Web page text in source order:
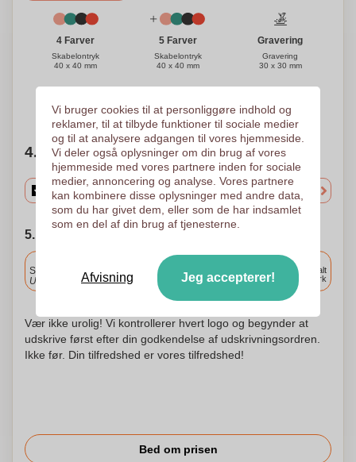
4 Farver
Skabelontryk
40 x 40 mm
5 Farver
Skabelontryk
40 x 40 mm
Gravering
Gravering
30 x 30 mm
Brug for hjælp? Hjælp mig med at vælge
4. Vælg mængden
5. Vælg forsendelsesdato
Standard levering
Upload og godkend dine filer i morgen før 9:30.
Levering overalt
i Danmark
Vær ikke urolig! Vi kontrollerer hvert logo og begynder at
udskrive først efter din godkendelse af udskrivningsordren.
Ikke før. Din tilfredshed er vores tilfredshed!
Bed om prisen
Vi bruger cookies til at personliggøre indhold og
reklamer, til at tilbyde funktioner til sociale medier
og til at analysere adgangen til vores hjemmeside.
Vi deler også oplysninger om din brug af vores
hjemmeside med vores partnere inden for sociale
medier, annoncering og analyse. Vores partnere
kan kombinere disse oplysninger med andre data,
som du har givet dem, eller som de har indsamlet
som en del af din brug af tjenesterne.
Afvisning Jeg accepterer!